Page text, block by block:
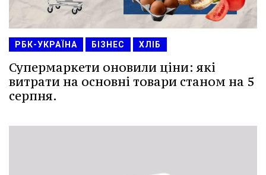
РБК-УКРАЇНА БІЗНЕС ХЛІБ
Супермаркети оновили ціни: які
витрати на основні товари станом на 5
серпня.